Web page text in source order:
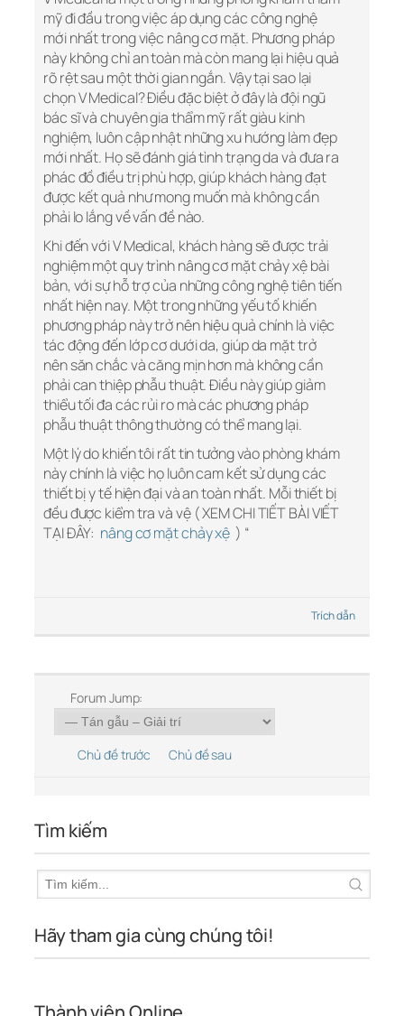
mỹ đi đầu trong việc áp dụng các công nghệ
mới nhất trong việc nâng cơ mặt. Phương pháp
này không chỉ an toàn mà còn mang lại hiệu quả
rõ rệt sau một thời gian ngắn. Vậy tại sao lại
chọn V Medical? Điều đặc biệt ở đây là đội ngũ
bác sĩ và chuyên gia thẩm mỹ rất giàu kinh
nghiệm, luôn cập nhật những xu hướng làm đẹp
mới nhất. Họ sẽ đánh giá tình trạng da và đưa ra
phác đồ điều trị phù hợp, giúp khách hàng đạt
được kết quả như mong muốn mà không cần
phải lo lắng về vấn đề nào.
Khi đến với V Medical, khách hàng sẽ được trải
nghiệm một quy trình nâng cơ mặt chảy xệ bài
bản, với sự hỗ trợ của những công nghệ tiên tiến
nhất hiện nay. Một trong những yếu tố khiến
phương pháp này trở nên hiệu quả chính là việc
tác động đến lớp cơ dưới da, giúp da mặt trở
nên săn chắc và căng mịn hơn mà không cần
phải can thiệp phẫu thuật. Điều này giúp giảm
thiểu tối đa các rủi ro mà các phương pháp
phẫu thuật thông thường có thể mang lại.
Một lý do khiến tôi rất tin tưởng vào phòng khám
này chính là việc họ luôn cam kết sử dụng các
thiết bị y tế hiện đại và an toàn nhất. Mỗi thiết bị
đều được kiểm tra và vệ ( XEM CHI TIẾT BÀI VIẾT
TẠI ĐÂY: nâng cơ mặt chảy xệ ) “
Trích dẫn
Forum Jump:
Chủ đề trước Chủ đề sau
Tìm kiếm
Hãy tham gia cùng chúng tôi!